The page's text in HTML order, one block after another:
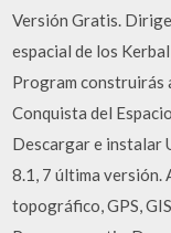
Versión Gratis.
espacial de los
Program construirás
Conquista del
Descargar e instalar
8.1, 7 última versión.
topográfico, GPS,